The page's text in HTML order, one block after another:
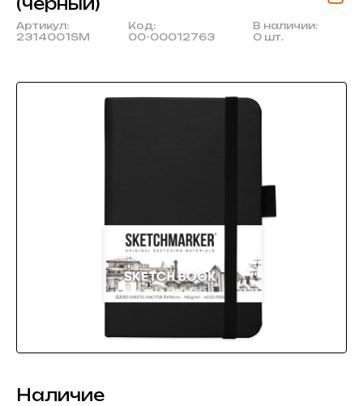
Артикул:
2314001SM
Код:
00-00012763
В наличии:
0 шт.
Наличие